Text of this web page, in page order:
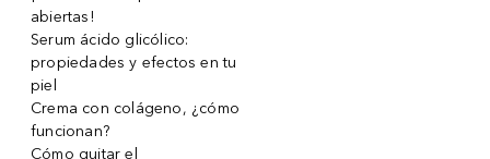
abiertas!
Serum ácido glicólico:
propiedades y efectos en tu
piel
Crema con colágeno, ¿cómo
funcionan?
Cómo quitar el